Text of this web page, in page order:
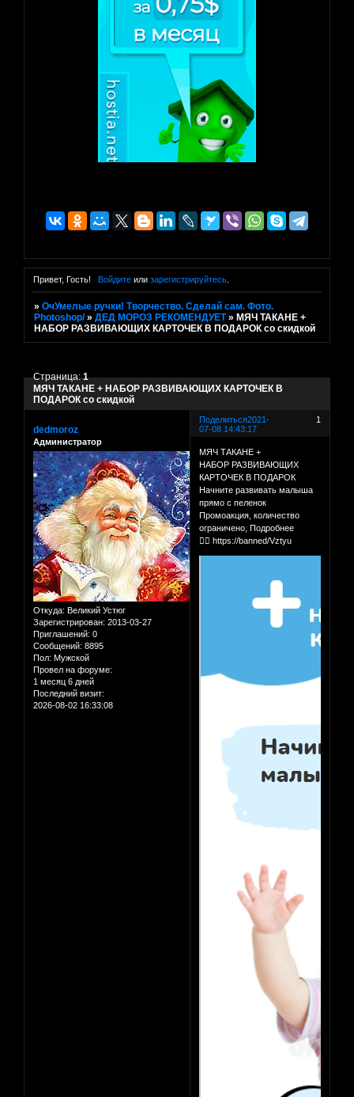
Привет, Гость! Войдитеили зарегистрируйтесь.
»ОчУмелые ручки! Творчество. Сделай сам. Фото.
Photoshop/ »ДЕД МОРОЗ РЕКОМЕНДУЕТ » МЯЧ ТАКАНЕ +
НАБОР РАЗВИВАЮЩИХ КАРТОЧЕК В ПОДАРОК со скидкой
МЯЧ ТАКАНЕ + НАБОР РАЗВИВАЮЩИХ КАРТОЧЕК В
ПОДАРОК со скидкой
Страница:1
Поделиться 1
2021-
07-08 14:43:17
dedmoroz
Администратор
Откуда: Великий Устюг
Зарегистрирован: 2013-03-27
Приглашений: 0
Сообщений: 8895
Пол: Мужской
Провел на форуме:
1 месяц 6 дней
Последний визит:
2026-08-02 16:33:08
МЯЧ ТАКАНЕ +
НАБОР РАЗВИВАЮЩИХ
КАРТОЧЕК В ПОДАРОК
Начните развивать малыша
прямо с пеленок
Промоакция, количество
ограничено, Подробнее
👉🏻 https://banned/Vztyu